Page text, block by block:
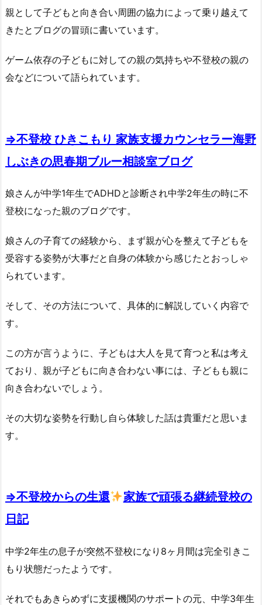
親として子どもと向き合い周囲の協力によって乗り越えて
きたとブログの冒頭に書いています。
ゲーム依存の子どもに対しての親の気持ちや不登校の親の
会などについて語られています。
⇒不登校 ひきこもり 家族支援カウンセラー海野
しぶきの思春期ブルー相談室ブログ
娘さんが中学1年生でADHDと診断され中学2年生の時に不
登校になった親のブログです。
娘さんの子育ての経験から、まず親が心を整えて子どもを
受容する姿勢が大事だと自身の体験から感じたとおっしゃ
られています。
そして、その方法について、具体的に解説していく内容で
す。
この方が言うように、子どもは大人を見て育つと私は考え
ており、親が子どもに向き合わない事には、子どもも親に
向き合わないでしょう。
その大切な姿勢を行動し自ら体験した話は貴重だと思いま
す。
⇒不登校からの生還
家族で頑張る継続登校の
日記
中学2年生の息子が突然不登校になり8ヶ月間は完全引きこ
もり状態だったようです。
それでもあきらめずに支援機関のサポートの元、中学3年生